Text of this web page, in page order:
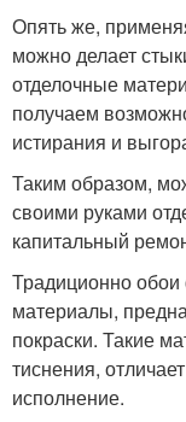
Опять же,
можно делает
отделочные
получаем
истирания и
Таким образом,
своими руками
капитальный
Традиционно обои
материалы,
покраски. Такие
тиснения,
исполнение.